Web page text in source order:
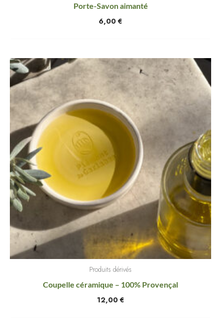
Porte-Savon aimanté
6,00 €
Produits dérivés
Coupelle céramique – 100% Provençal
12,00 €